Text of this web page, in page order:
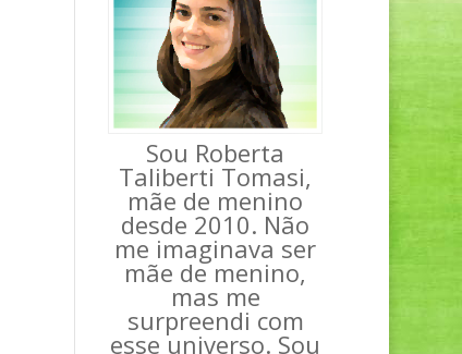
Sou Roberta
Taliberti Tomasi,
mãe de menino
desde 2010. Não
me imaginava ser
mãe de menino,
mas me
surpreendi com
esse universo. Sou